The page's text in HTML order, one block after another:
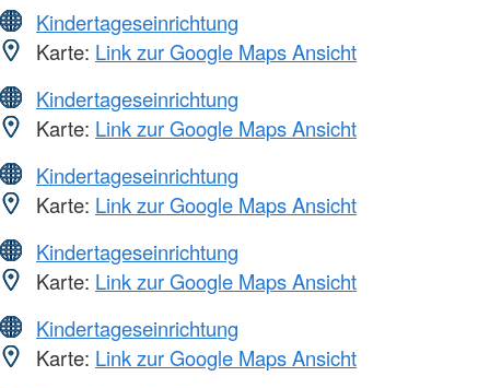
Kindertageseinrichtung
Karte: Link zur Google Maps Ansicht
Kindertageseinrichtung
Karte: Link zur Google Maps Ansicht
Kindertageseinrichtung
Karte: Link zur Google Maps Ansicht
Kindertageseinrichtung
Karte: Link zur Google Maps Ansicht
Kindertageseinrichtung
Karte: Link zur Google Maps Ansicht